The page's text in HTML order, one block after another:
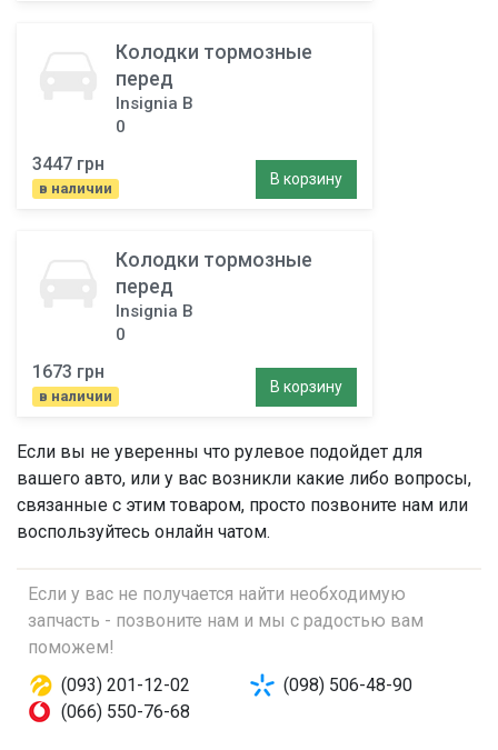
Колодки тормозные
перед
Insignia B
0
3447 грн
в наличии
В корзину
Колодки тормозные
перед
Insignia B
0
1673 грн
в наличии
В корзину
Если вы не уверенны что рулевое подойдет для
вашего авто, или у вас возникли какие либо вопросы,
связанные с этим товаром, просто позвоните нам или
воспользуйтесь онлайн чатом.
Если у вас не получается найти необходимую
запчасть - позвоните нам и мы с радостью вам
поможем!
(093) 201-12-02
(098) 506-48-90
(066) 550-76-68